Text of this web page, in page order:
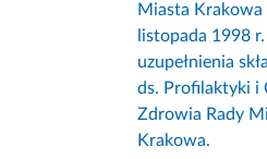
Miasta Krakowa
listopada 1998
uzupełnienia
ds. Profilaktyki i
Zdrowia Rady
Krakowa.